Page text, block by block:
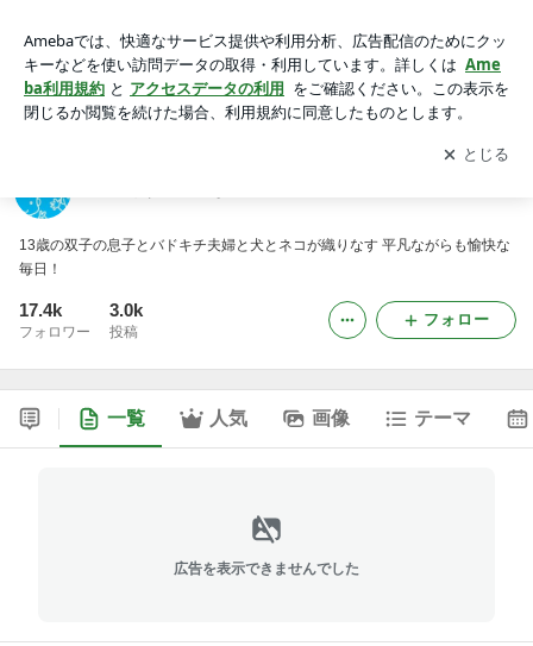
アプリをダウンロードして ブログの更新通知
を受け取りまし
ょう。
開く
13歳の双子の息子とバドキチ夫婦と犬とネコが織りなす 平凡ながらも愉快な
毎日！
17.4k
フォロワー
3.0k
投稿
フォロー
一覧 人気 画像 テーマ
広告を表示できませんでした